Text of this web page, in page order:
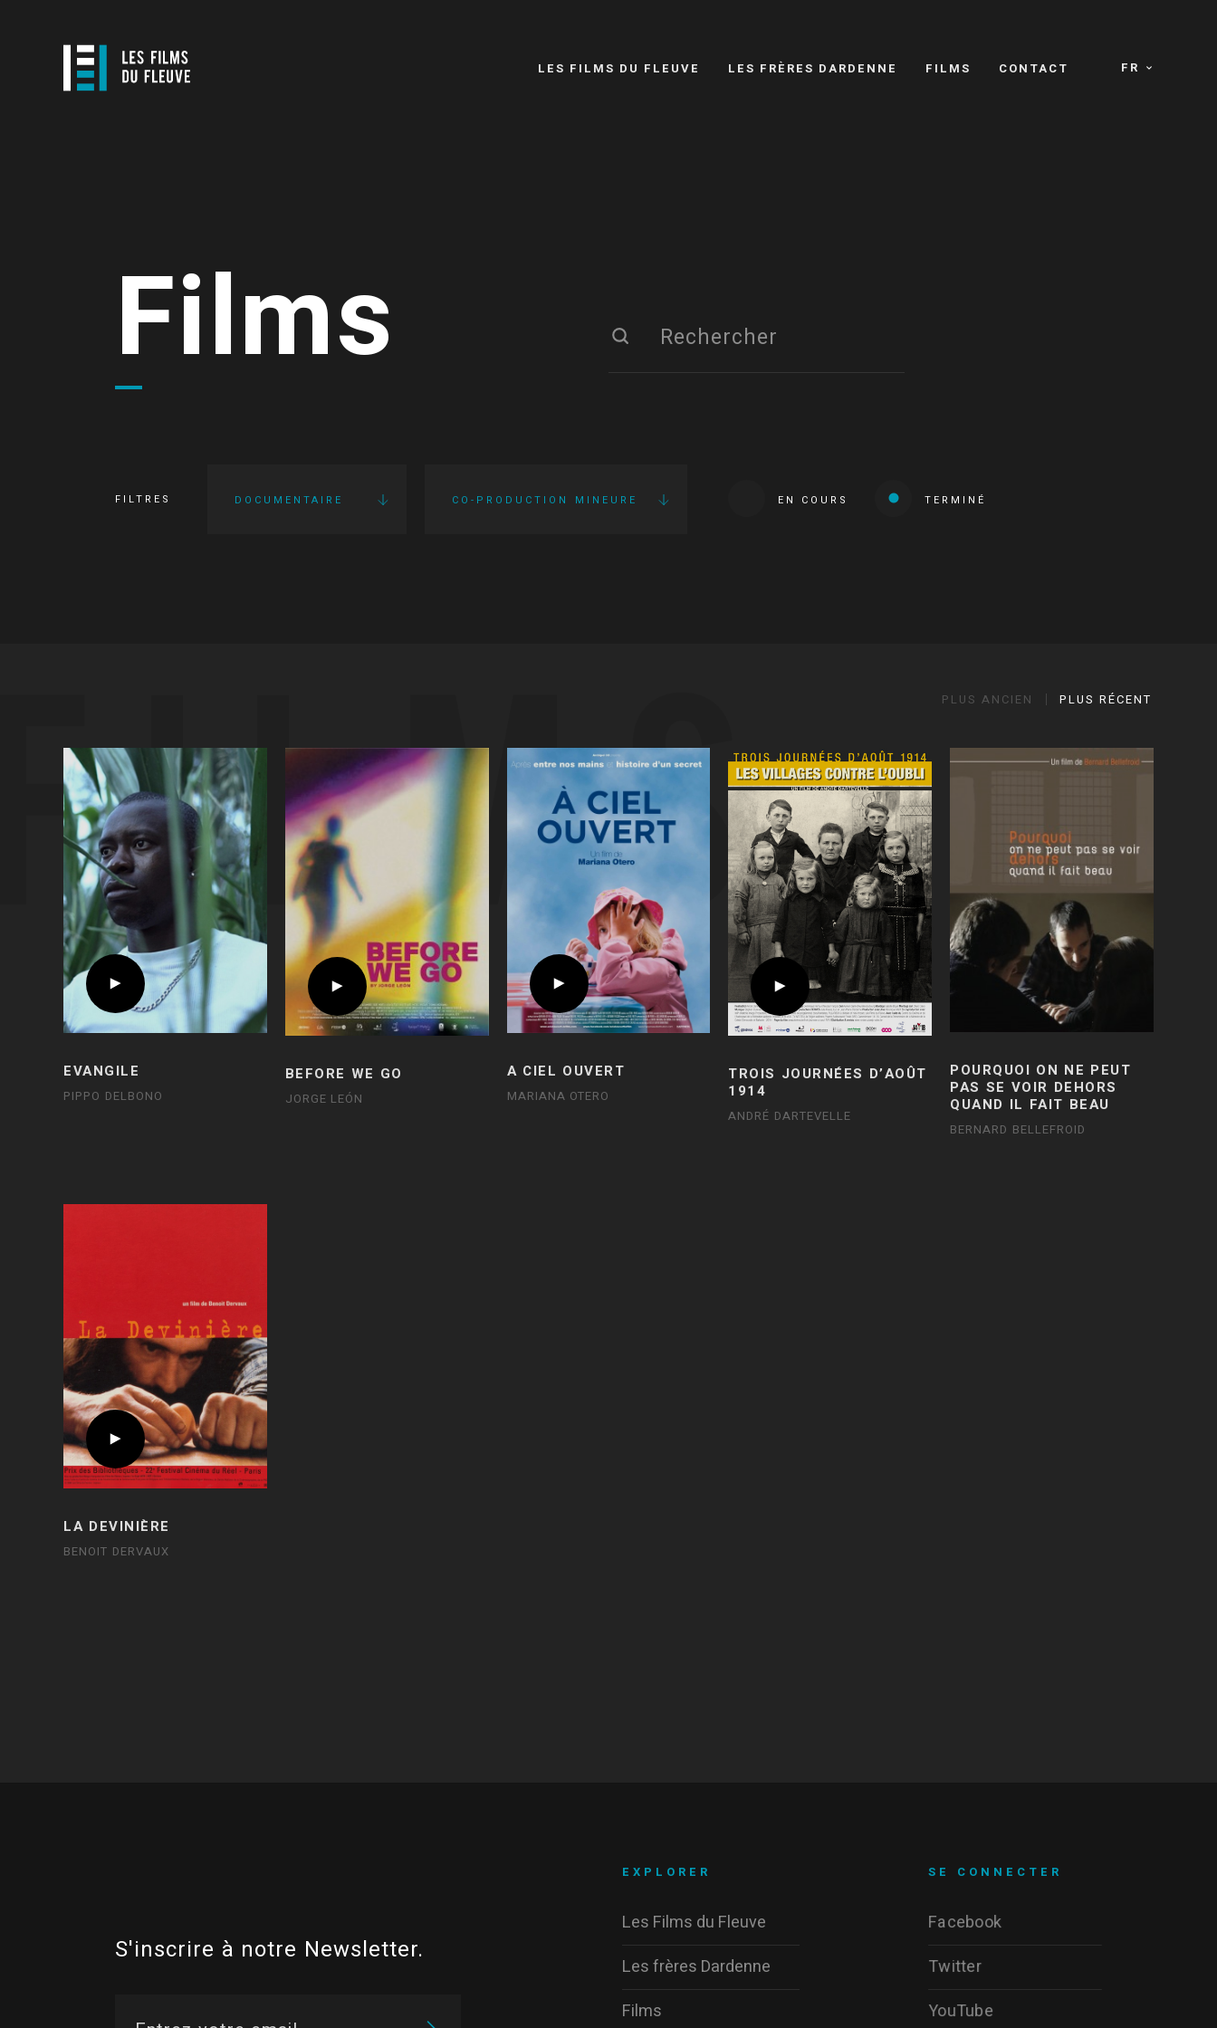
FR
LES FILMS DU FLEUVE LES FRÈRES DARDENNE FILMS CONTACT
Films
FILTRES DOCUMENTAIRE CO-PRODUCTION MINEURE EN COURS TERMINÉ
PLUS ANCIEN PLUS RÉCENT
EVANGILE
PIPPO DELBONO
BEFORE WE GO
JORGE LEÓN
A CIEL OUVERT
MARIANA OTERO
TROIS JOURNÉES D’AOÛT
1914
ANDRÉ DARTEVELLE
POURQUOI ON NE PEUT
PAS SE VOIR DEHORS
QUAND IL FAIT BEAU
BERNARD BELLEFROID
LA DEVINIÈRE
BENOIT DERVAUX
S'inscrire à notre Newsletter.
SE CONNECTER
Facebook
Twitter
YouTube
EXPLORER
Les Films du Fleuve
Les frères Dardenne
Films